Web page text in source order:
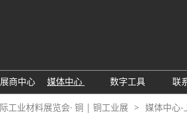
English
展商中心
媒体中心
行业资讯动态
数字工具
励展通
联
工业材料展览会· 铜 | 铜工业展
媒体中心-